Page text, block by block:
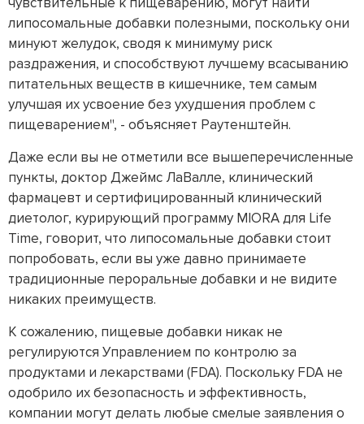
липосомальные добавки полезными, поскольку они
минуют желудок, сводя к минимуму риск
раздражения, и способствуют лучшему всасыванию
питательных веществ в кишечнике, тем самым
улучшая их усвоение без ухудшения проблем с
пищеварением", - объясняет Раутенштейн.
Даже если вы не отметили все вышеперечисленные
пункты, доктор Джеймс ЛаВалле, клинический
фармацевт и сертифицированный клинический
диетолог, курирующий программу MIORA для Life
Time, говорит, что липосомальные добавки стоит
попробовать, если вы уже давно принимаете
традиционные пероральные добавки и не видите
никаких преимуществ.
К сожалению, пищевые добавки никак не
регулируются Управлением по контролю за
продуктами и лекарствами (FDA). Поскольку FDA не
одобрило их безопасность и эффективность,
компании могут делать любые смелые заявления о